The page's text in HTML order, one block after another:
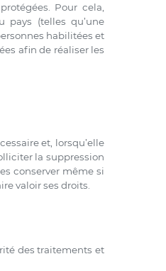
Pour cela,
pays (telles qu’une
habilitées et
afin de réaliser les
et, lorsqu’elle
la suppression
conserver même si
valoir ses droits.
des traitements et